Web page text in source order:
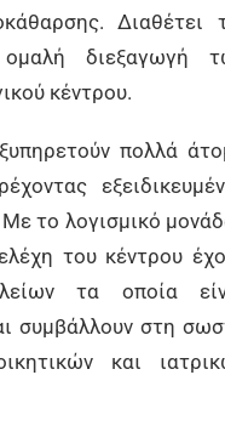
Διαθέτει
ομαλή διεξαγωγή
κέντρου.
πολλά
Με το λογισμικό
του κέντρου
τα οποία
συμβάλλουν στη
και